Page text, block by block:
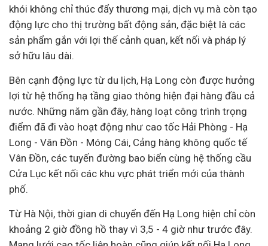
khói không chỉ thúc đẩy thương mại, dịch vụ mà còn tạo
động lực cho thị trường bất động sản, đặc biệt là các
sản phẩm gắn với lợi thế cảnh quan, kết nối và pháp lý
sở hữu lâu dài.
Bên cạnh động lực từ du lịch, Hạ Long còn được hưởng
lợi từ hệ thống hạ tầng giao thông hiện đại hàng đầu cả
nước. Những năm gần đây, hàng loạt công trình trọng
điểm đã đi vào hoạt động như cao tốc Hải Phòng - Hạ
Long - Vân Đồn - Móng Cái, Cảng hàng không quốc tế
Vân Đồn, các tuyến đường bao biển cùng hệ thống cầu
Cửa Lục kết nối các khu vực phát triển mới của thành
phố.
Từ Hà Nội, thời gian di chuyển đến Hạ Long hiện chỉ còn
khoảng 2 giờ đồng hồ thay vì 3,5 - 4 giờ như trước đây.